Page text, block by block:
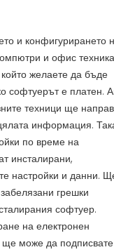
и конфигурирането
и офис
желаете да бъде
софтуерът е платен.
техници ще
информация.
по време на
инсталирани,
настройки и данни.
грешки
софтуер.
на електронен
ще може да подписвате